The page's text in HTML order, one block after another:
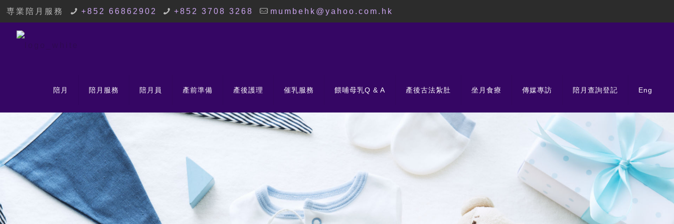
専業陪月服務 +852 66862902 +852 3708 3268 mumbehk@yahoo.com.hk
陪月 陪月服務 陪月員 產前準備 產後護理 催乳服務 餵哺母乳Q & A 產後古法紮肚 坐月食療 傳媒專訪 陪月查詢登記 Eng